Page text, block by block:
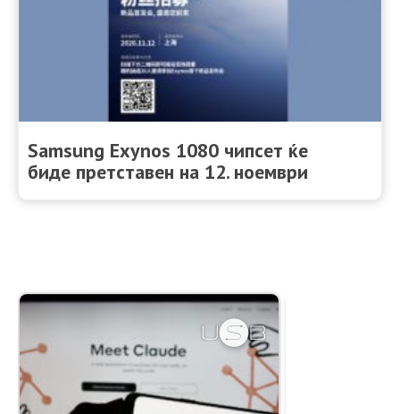
Samsung Exynos 1080 чипсет ќе
биде претставен на 12. ноември